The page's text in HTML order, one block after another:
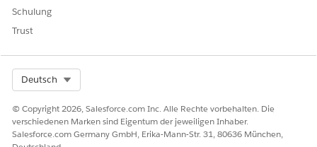
(OLI) eine positive Menge aufweist, gilt die
Laufzeitänderung für alle Vermögenswerte der Endmenge.
Verringerung der Laufzeit als Downselling für die
Vermögenswertaktionskategorie gilt.
Schulung
Trust
Deutsch
© Copyright 2026, Salesforce.com Inc. Alle Rechte vorbehalten. Die
verschiedenen Marken sind Eigentum der jeweiligen Inhaber.
Salesforce.com Germany GmbH, Erika-Mann-Str. 31, 80636 München,